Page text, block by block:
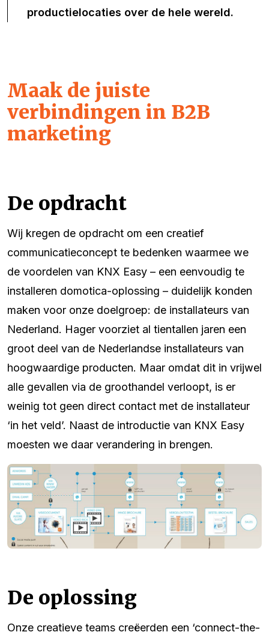
productielocaties over de hele wereld.
Maak de juiste
verbindingen in B2B
marketing
De opdracht
Wij kregen de opdracht om een creatief
communicatieconcept te bedenken waarmee we
de voordelen van KNX Easy – een eenvoudig te
installeren domotica-oplossing – duidelijk konden
maken voor onze doelgroep: de installateurs van
Nederland. Hager voorziet al tientallen jaren een
groot deel van de Nederlandse installateurs van
hoogwaardige producten. Maar omdat dit in vrijwel
alle gevallen via de groothandel verloopt, is er
weinig tot geen direct contact met de installateur
‘in het veld’. Naast de introductie van KNX Easy
moesten we daar verandering in brengen.
De oplossing
Onze creatieve teams creëerden een ‘connect-the-